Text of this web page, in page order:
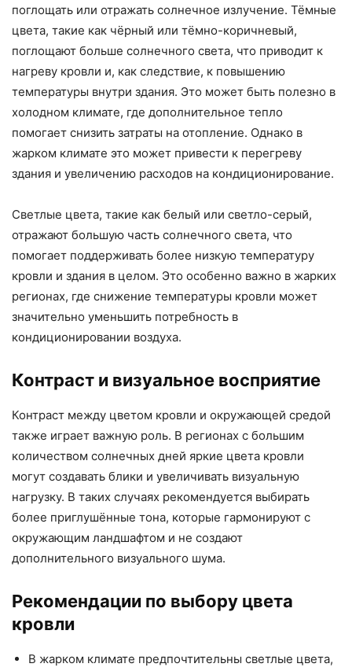
поглощать или отражать солнечное излучение. Тёмные
цвета, такие как чёрный или тёмно-коричневый,
поглощают больше солнечного света, что приводит к
нагреву кровли и, как следствие, к повышению
температуры внутри здания. Это может быть полезно в
холодном климате, где дополнительное тепло
помогает снизить затраты на отопление. Однако в
жарком климате это может привести к перегреву
здания и увеличению расходов на кондиционирование.
Светлые цвета, такие как белый или светло-серый,
отражают большую часть солнечного света, что
помогает поддерживать более низкую температуру
кровли и здания в целом. Это особенно важно в жарких
регионах, где снижение температуры кровли может
значительно уменьшить потребность в
кондиционировании воздуха.
Контраст и визуальное восприятие
Контраст между цветом кровли и окружающей средой
также играет важную роль. В регионах с большим
количеством солнечных дней яркие цвета кровли
могут создавать блики и увеличивать визуальную
нагрузку. В таких случаях рекомендуется выбирать
более приглушённые тона, которые гармонируют с
окружающим ландшафтом и не создают
дополнительного визуального шума.
Рекомендации по выбору цвета
кровли
В жарком климате предпочтительны светлые цвета,